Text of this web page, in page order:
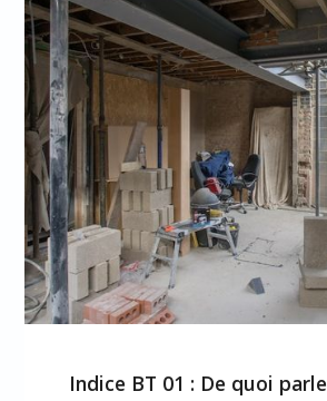
Indice BT 01 : De quoi